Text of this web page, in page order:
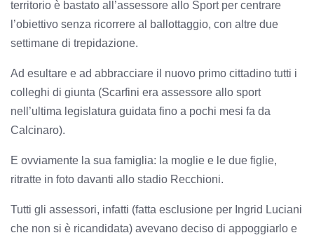
territorio è bastato all’assessore allo Sport per centrare
l’obiettivo senza ricorrere al ballottaggio, con altre due
settimane di trepidazione.
Ad esultare e ad abbracciare il nuovo primo cittadino tutti i
colleghi di giunta (Scarfini era assessore allo sport
nell’ultima legislatura guidata fino a pochi mesi fa da
Calcinaro).
E ovviamente la sua famiglia: la moglie e le due figlie,
ritratte in foto davanti allo stadio Recchioni.
Tutti gli assessori, infatti (fatta esclusione per Ingrid Luciani
che non si è ricandidata) avevano deciso di appoggiarlo e